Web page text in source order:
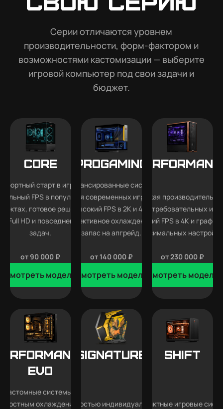
Серии отличаются уровнем
производительности, форм-фактором и
возможностями кастомизации — выберите
игровой компьютер под свои задачи и
бюджет.
Core
старт в играх —
FPS в популярных
готовое решение
Full HD и повседневных
задач.
от 90 000 ₽
Смотреть модели
Progaming
Сбалансированные системы
для современных игр —
высокий FPS в 2K и 4K,
эффективное охлаждение и
запас на апгрейд.
от 140 000 ₽
Смотреть модели
Высокая
для требовательных игр
высокий FPS в 4K и
максимальных
от 230 000 ₽
Смотреть модели
EVO
Кастомные системы с
охлаждением —
SIGNATURE
Полностью индивидуальный
SHIFT
Компактные игровые